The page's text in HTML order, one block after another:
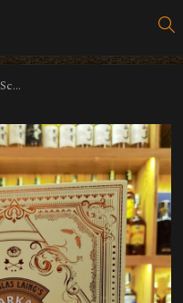
Rượu Scallywag 12YO Hộp Quà